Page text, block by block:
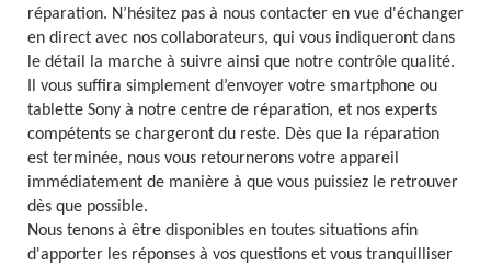
réparation. N’hésitez pas à nous contacter en vue d'échanger
en direct avec nos collaborateurs, qui vous indiqueront dans
le détail la marche à suivre ainsi que notre contrôle qualité.
Il vous suffira simplement d’envoyer votre smartphone ou
tablette Sony à notre centre de réparation, et nos experts
compétents se chargeront du reste. Dès que la réparation
est terminée, nous vous retournerons votre appareil
immédiatement de manière à que vous puissiez le retrouver
dès que possible.
Nous tenons à être disponibles en toutes situations afin
d'apporter les réponses à vos questions et vous tranquilliser